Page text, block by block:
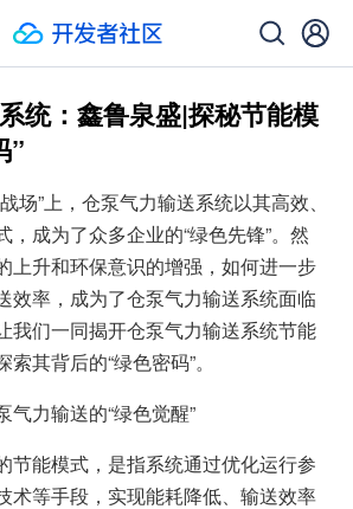
统：鑫鲁泉盛|探秘节能模
”
场”上，仓泵气力输送系统以其高效、
，成为了众多企业的“绿色先锋”。然
上升和环保意识的增强，如何进一步
效率，成为了仓泵气力输送系统面临
我们一同揭开仓泵气力输送系统节能
其背后的“绿色密码”。
气力输送的“绿色觉醒”
节能模式，是指系统通过优化运行参
术等手段，实现能耗降低、输送效率